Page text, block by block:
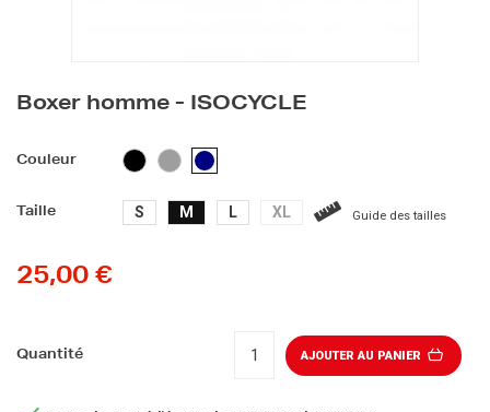
Boxer homme - ISOCYCLE
Couleur NOIRGRISBLEU
MARINE
Taille S M L XL Guide des tailles
25,00 €
Quantité AJOUTER AU PANIER